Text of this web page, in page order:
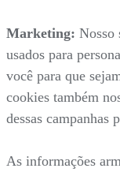
Marketing: Nosso
usados para
você para que
cookies também
dessas campanhas
As informações